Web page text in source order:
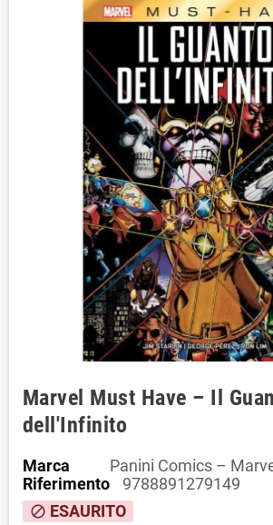
Marvel Must Have – Il
dell'Infinito
Marca
Panini Comics –
Riferimento
9788891279149
block ESAURITO